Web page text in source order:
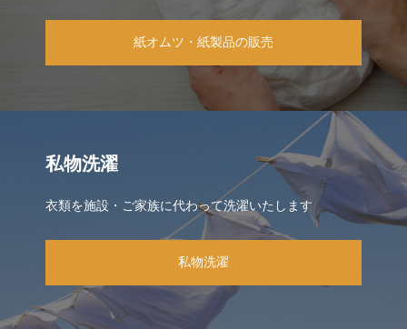
紙オムツ・紙製品の販売
私物洗濯
衣類を施設・ご家族に代わって洗濯いたします
私物洗濯